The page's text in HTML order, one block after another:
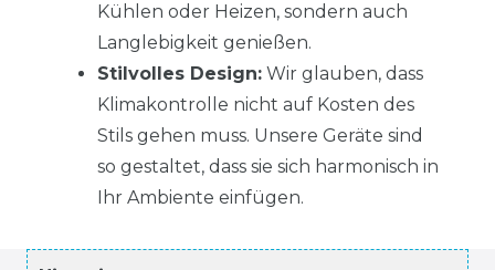
Kühlen oder Heizen, sondern auch
Langlebigkeit genießen.
Stilvolles Design: Wir glauben, dass
Klimakontrolle nicht auf Kosten des
Stils gehen muss. Unsere Geräte sind
so gestaltet, dass sie sich harmonisch in
Ihr Ambiente einfügen.